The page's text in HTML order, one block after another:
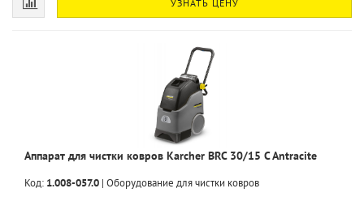
УЗНАТЬ ЦЕНУ
Аппарат для чистки ковров Karcher BRC 30/15 C Antracite
Код: 1.008-057.0 | Оборудование для чистки ковров